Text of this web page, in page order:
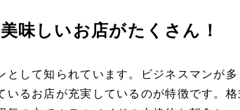
味しいお店がたくさん！
して知られています。ビジネスマンが多
るお店が充実しているのが特徴です。格